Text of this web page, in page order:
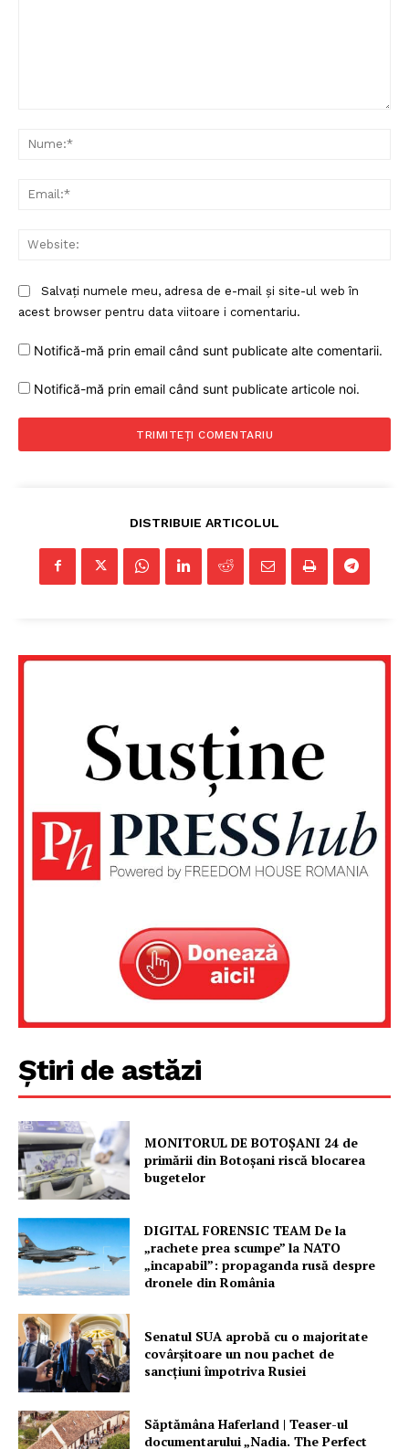
Un proiect
FREEDOM HOUSE ROMÂNIA
Despre noi / Echipa
Proiecte editoriale
Salvați numele meu, adresa de e-mail și site-ul web în
acest browser pentru data viitoare i comentariu.
Notifică-mă prin email când sunt publicate alte comentarii.
Notifică-mă prin email când sunt publicate articole noi.
DISTRIBUIE ARTICOLUL
Știri de astăzi
MONITORUL DE BOTOȘANI 24 de
primării din Botoșani riscă blocarea
bugetelor
DIGITAL FORENSIC TEAM De la
„rachete prea scumpe” la NATO
„incapabil”: propaganda rusă despre
dronele din România
Senatul SUA aprobă cu o majoritate
covârșitoare un nou pachet de
sancțiuni împotriva Rusiei
Săptămâna Haferland | Teaser-ul
documentarului „Nadia. The Perfect